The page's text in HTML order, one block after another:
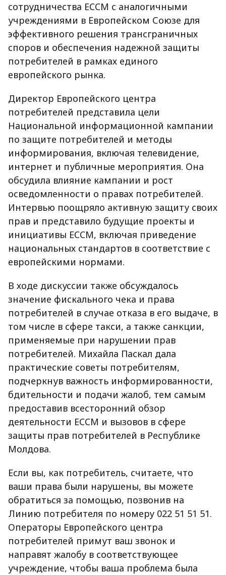
сотрудничества ECCM с аналогичными
учреждениями в Европейском Союзе для
эффективного решения трансграничных
споров и обеспечения надежной защиты
потребителей в рамках единого
европейского рынка.
Директор Европейского центра
потребителей представила цели
Национальной информационной кампании
по защите потребителей и методы
информирования, включая телевидение,
интернет и публичные мероприятия. Она
обсудила влияние кампании и рост
осведомленности о правах потребителей.
Интервью поощряло активную защиту своих
прав и представило будущие проекты и
инициативы ECCM, включая приведение
национальных стандартов в соответствие с
европейскими нормами.
В ходе дискуссии также обсуждалось
значение фискального чека и права
потребителей в случае отказа в его выдаче, в
том числе в сфере такси, а также санкции,
применяемые при нарушении прав
потребителей. Михайла Паскал дала
практические советы потребителям,
подчеркнув важность информированности,
бдительности и подачи жалоб, тем самым
предоставив всесторонний обзор
деятельности ECCM и вызовов в сфере
защиты прав потребителей в Республике
Молдова.
Если вы, как потребитель, считаете, что
ваши права были нарушены, вы можете
обратиться за помощью, позвонив на
Линию потребителя по номеру 022 51 51 51.
Операторы Европейского центра
потребителей примут ваш звонок и
направят жалобу в соответствующее
учреждение, чтобы ваша проблема была